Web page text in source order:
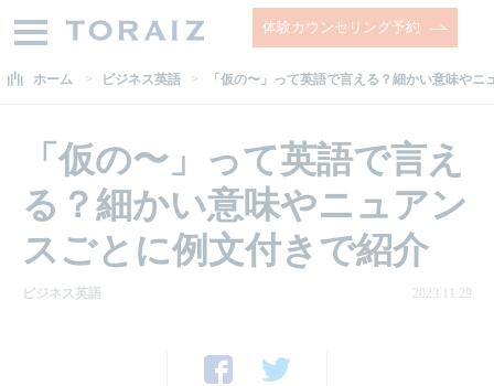
体験カウンセリング予約
ホーム ビジネス英語 「仮の〜」って英語で言える？細かい意味や
「仮の〜」って英語で言え
る？細かい意味やニュアン
スごとに例文付きで紹介
ビジネス英語 2023.11.29